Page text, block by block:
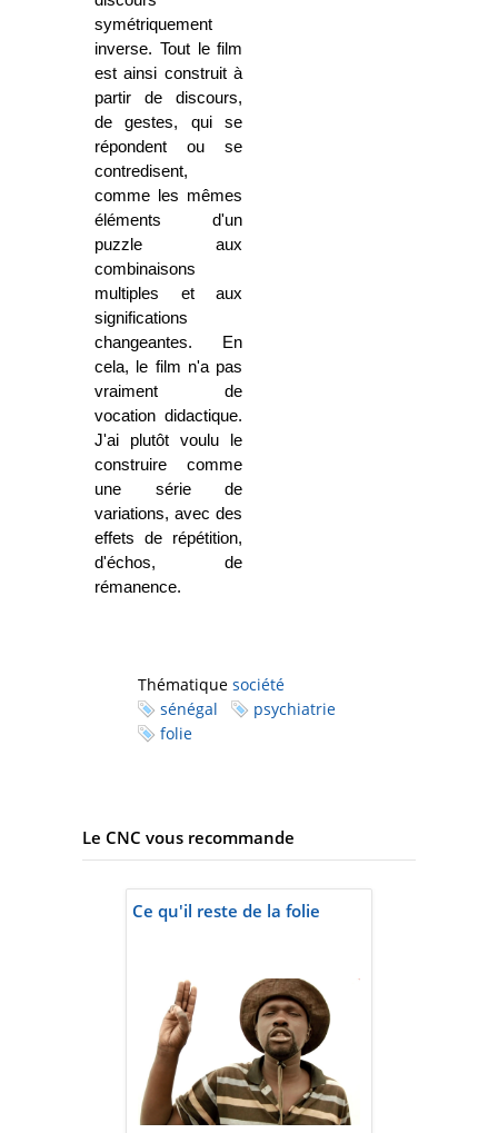
symétriquement
inverse. Tout le film
est ainsi construit à
partir de discours,
de gestes, qui se
répondent ou se
contredisent,
comme les mêmes
éléments d'un
puzzle aux
combinaisons
multiples et aux
significations
changeantes. En
cela, le film n'a pas
vraiment de
vocation didactique.
J'ai plutôt voulu le
construire comme
une série de
variations, avec des
effets de répétition,
d'échos, de
rémanence.
Thématique société
sénégal
psychiatrie
folie
Le CNC vous recommande
Ce qu'il reste de la folie